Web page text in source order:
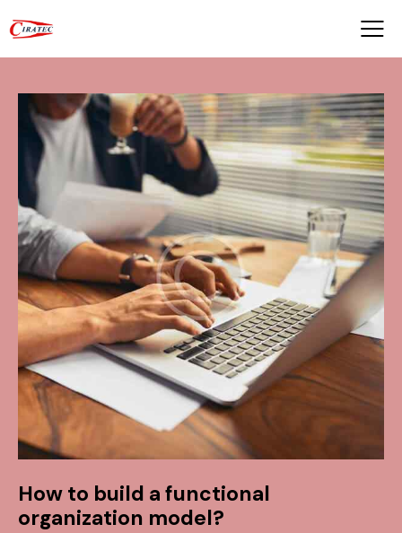
How to build a functional
organization model?